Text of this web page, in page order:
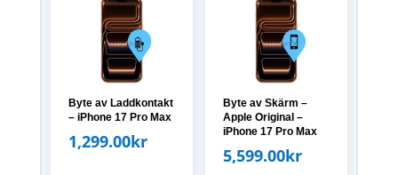
Byte av Laddkontakt
– iPhone 17 Pro Max
1,299.00kr
Byte av Skärm –
Apple Original –
iPhone 17 Pro Max
5,599.00kr